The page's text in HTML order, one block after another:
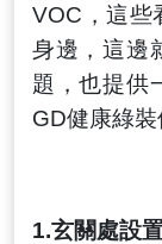
VOC ，這
身邊，這邊
題，也提供
GD健康綠裝
1.玄關處設